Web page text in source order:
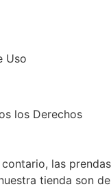
los Derechos
Uso
las prendas
tienda son de